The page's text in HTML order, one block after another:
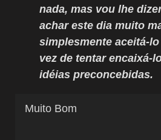
nada, mas vou lhe
achar este dia muito
simplesmente aceitá-
vez de tentar encaixá-
idéias preconcebidas.
Muito Bom